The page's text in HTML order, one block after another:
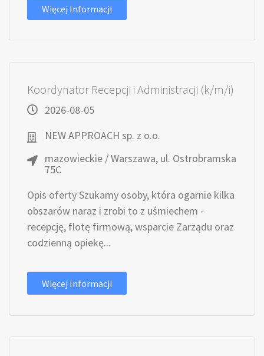
Więcej Informacji
Koordynator Recepcji i Administracji (k/m/i)
2026-08-05
NEW APPROACH sp. z o.o.
mazowieckie / Warszawa, ul. Ostrobramska
75C
Opis oferty Szukamy osoby, która ogarnie kilka
obszarów naraz i zrobi to z uśmiechem -
recepcję, flotę firmową, wsparcie Zarządu oraz
codzienną opiekę...
Więcej Informacji